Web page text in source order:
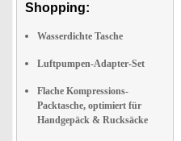
Shopping:
Wasserdichte Tasche
Luftpumpen-Adapter-Set
Flache Kompressions-
Packtasche, optimiert für
Handgepäck & Rucksäcke